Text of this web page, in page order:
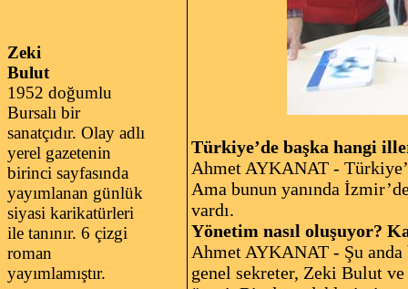
Zeki
Bulut
1952 doğumlu
Bursalı bir
sanatçıdır. Olay adlı
yerel gazetenin
birinci sayfasında
yayımlanan günlük
siyasi karikatürleri
ile tanınır. 6 çizgi
roman
yayımlamıştır.
Türkiye’de başka hangi
Ahmet AYKANAT -
Ama bunun yanında
vardı.
Yönetim nasıl oluşuyor?
Ahmet AYKANAT - Şu anda
genel sekreter, Zeki Bulut